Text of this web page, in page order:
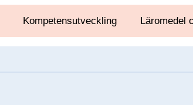
Kompetensutveckling Läromedel